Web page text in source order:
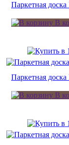
Паркетная
В
Паркетная
В